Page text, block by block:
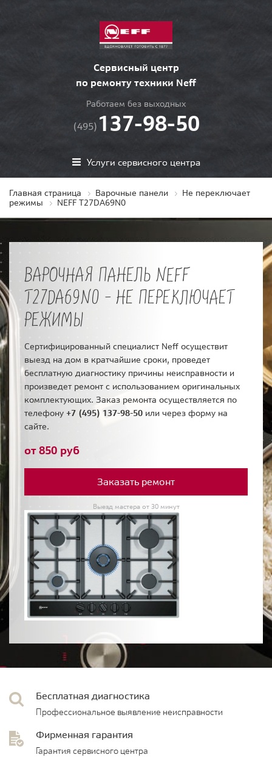
Сервисный центр
по ремонту техники Neff
Работаем без выходных
(495) 137-98-50
Услуги сервисного центра
Главная страница Варочные панели
Не переключает
режимы
NEFF T27DA69N0
ВАРОЧНАЯ ПАНЕЛЬ NEFF
T27DA69N0 - НЕ ПЕРЕКЛЮЧАЕТ
РЕЖИМЫ
Сертифицированный специалист Neff осуществит
выезд на дом в кратчайшие сроки, проведет
бесплатную диагностику причины неисправности и
произведет ремонт с использованием оригинальных
комплектующих. Заказ ремонта осуществляется по
телефону +7 (495) 137-98-50 или через форму на
сайте.
от 850 руб
Заказать ремонт
Выезд мастера от 30 минут
Бесплатная диагностика
Профессиональное выявление неисправности
Фирменная гарантия
Гарантия сервисного центра